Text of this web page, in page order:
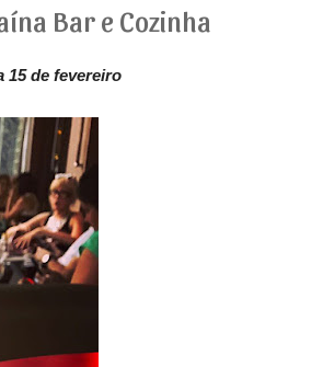
Bar e Cozinha
15 de fevereiro